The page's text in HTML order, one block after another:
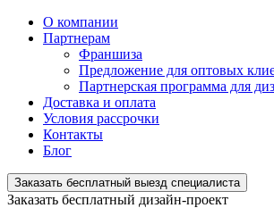
О компании
Партнерам
Франшиза
Предложение для оптовых
Партнерская программа для
Доставка и оплата
Условия рассрочки
Контакты
Блог
Заказать бесплатный выезд специалиста
Заказать бесплатный дизайн-проект